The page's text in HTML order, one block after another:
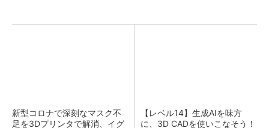
新型コロナで深刻なマスク不
足を3Dプリンタで解消、イグ
【レベル14】生成AIを味方
に、3D CADを使いこなそう！